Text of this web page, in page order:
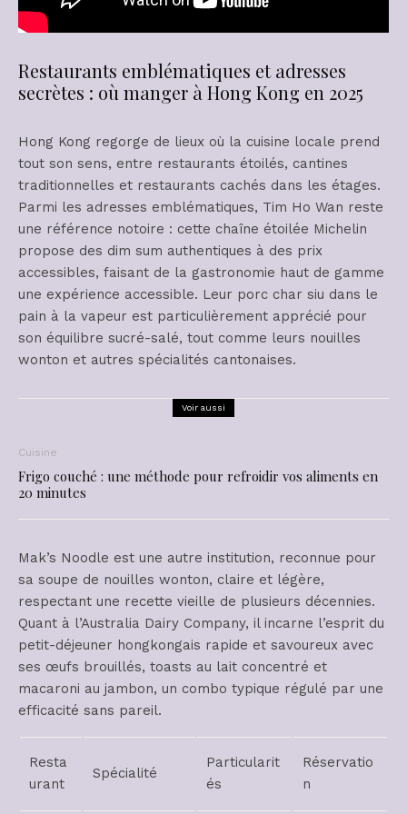
Restaurants emblématiques et adresses
secrètes : où manger à Hong Kong en 2025
Hong Kong regorge de lieux où la cuisine locale prend
tout son sens, entre restaurants étoilés, cantines
traditionnelles et restaurants cachés dans les étages.
Parmi les adresses emblématiques, Tim Ho Wan reste
une référence notoire : cette chaîne étoilée Michelin
propose des dim sum authentiques à des prix
accessibles, faisant de la gastronomie haut de gamme
une expérience accessible. Leur porc char siu dans le
pain à la vapeur est particulièrement apprécié pour
son équilibre sucré-salé, tout comme leurs nouilles
wonton et autres spécialités cantonaises.
Voir aussi
Cuisine
Frigo couché : une méthode pour refroidir vos aliments en
20 minutes
Mak’s Noodle est une autre institution, reconnue pour
sa soupe de nouilles wonton, claire et légère,
respectant une recette vieille de plusieurs décennies.
Quant à l’Australia Dairy Company, il incarne l’esprit du
petit-déjeuner hongkongais rapide et savoureux avec
ses œufs brouillés, toasts au lait concentré et
macaroni au jambon, un combo typique régulé par une
efficacité sans pareil.
Resta
urant
Spécialité
Particularit
és
Réservatio
n